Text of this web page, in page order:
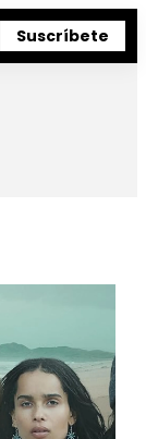
Suscríbete